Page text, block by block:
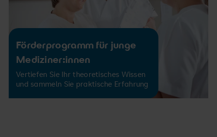
Förderprogramm für junge
Mediziner:innen
Vertiefen Sie Ihr theoretisches Wissen
und sammeln Sie praktische Erfahrung